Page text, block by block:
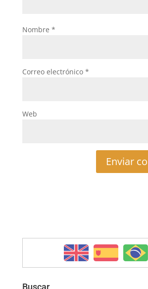
Nombre *
Correo electrónico *
Web
Buscar